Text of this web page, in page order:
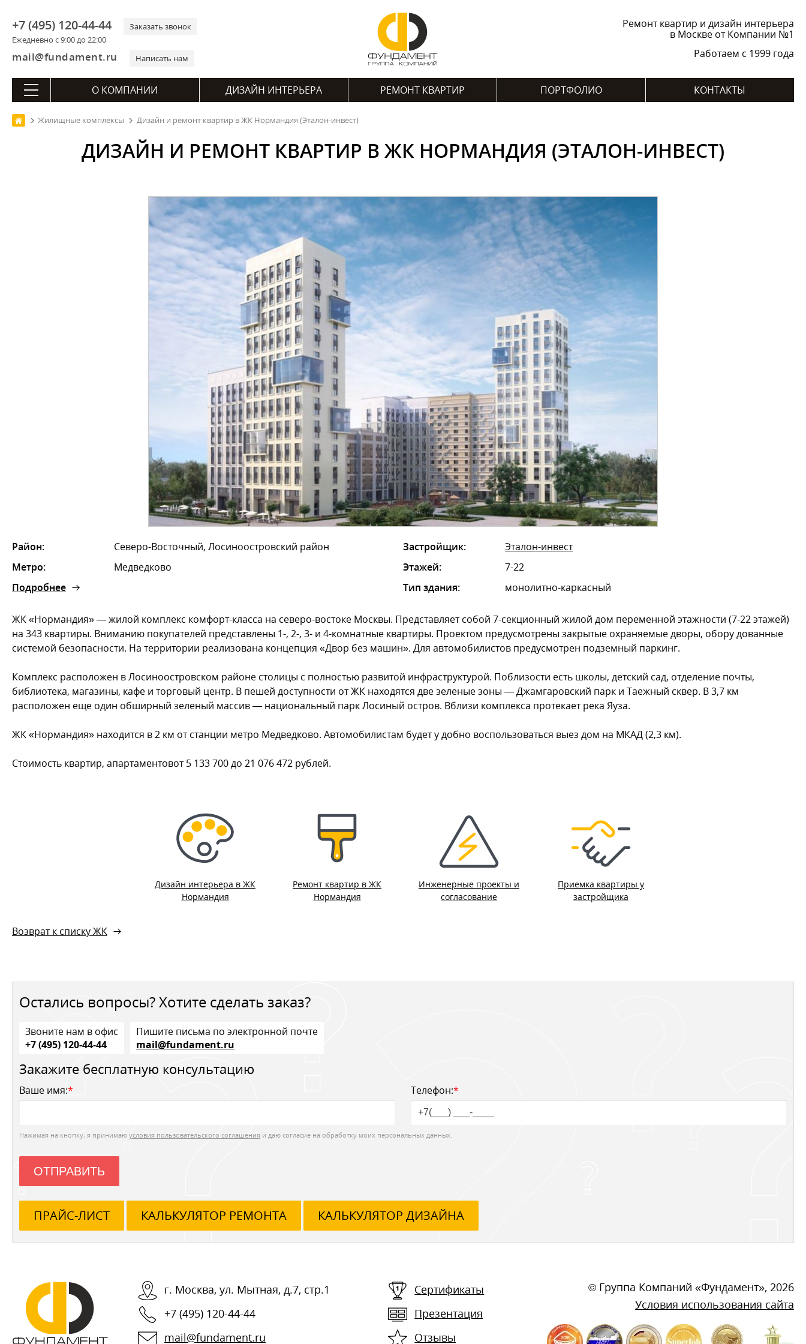
+7 (495) 120-44-44
Ежедневно с 9:00 до 22:00
Заказать звонок
mail@fundament.ru Написать нам
Ремонт квартир и дизайн интерьера
в Москве от Компании №1
Работаем с 1999 года
О КОМПАНИИ ДИЗАЙН ИНТЕРЬЕРА РЕМОНТ КВАРТИР ПОРТФОЛИО КОНТАКТЫ
Жилищные комплексы Дизайн и ремонт квартир в ЖК Нормандия (Эталон-инвест)
ДИЗАЙН И РЕМОНТ КВАРТИР В ЖК НОРМАНДИЯ (ЭТАЛОН-ИНВЕСТ)
Район:
Северо-Восточный, Лосиноостровский район
Метро:
Медведково
Подробнее
Застройщик:
Эталон-инвест
Этажей:
7-22
Тип здания:
монолитно-каркасный
ЖК «Нормандия» — жилой комплекс комфорт-класса на северо-востоке Москвы. Представляет собой 7-секционный жилой дом переменной этажности (7-22 этажей)
на 343 квартиры. Вниманию покупателей представлены 1-, 2-, 3- и 4-комнатные квартиры. Проектом предусмотрены закрытые охраняемые дворы, обору дованные
системой безопасности. На территории реализована концепция «Двор без машин». Для автомобилистов предусмотрен подземный паркинг.
Комплекс расположен в Лосиноостровском районе столицы с полностью развитой инфраструктурой. Поблизости есть школы, детский сад, отделение почты,
библиотека, магазины, кафе и торговый центр. В пешей доступности от ЖК находятся две зеленые зоны — Джамгаровский парк и Таежный сквер. В 3,7 км
расположен еще один обширный зеленый массив — национальный парк Лосиный остров. Вблизи комплекса протекает река Яуза.
ЖК «Нормандия» находится в 2 км от станции метро Медведково. Автомобилистам будет у добно воспользоваться выез дом на МКАД (2,3 км).
Стоимость квартир, апартаментовот 5 133 700 до 21 076 472 рублей.
Дизайн интерьера в ЖК
Нормандия
Ремонт квартир в ЖК
Нормандия
Инженерные проекты и
согласование
Приемка квартиры у
застройщика
Возврат к списку ЖК
Остались вопросы? Хотите сделать заказ?
Звоните нам в офис
+7 (495) 120-44-44
Пишите письма по электронной почте
mail@fundament.ru
Закажите бесплатную консультацию
Ваше имя:* Телефон:*
Нажимая на кнопку, я принимаю условия пользовательского соглашения и даю согласие на обработку моих персональных данных.
ОТПРАВИТЬ
ПРАЙС-ЛИСТ КАЛЬКУЛЯТОР РЕМОНТА КАЛЬКУЛЯТОР ДИЗАЙНА
г. Москва, ул. Мытная, д.7, стр.1
+7 (495) 120-44-44
mail@fundament.ru
Сертификаты
Презентация
Отзывы
© Группа Компаний «Фундамент», 2026
Условия использования сайта